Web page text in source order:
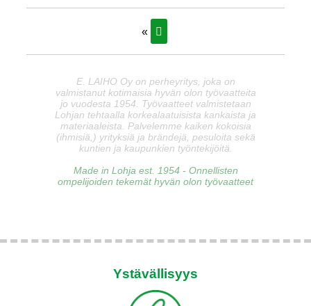
«
E. LAIHO Oy on perheyritys, joka on
valmistanut kotimaisia hyvän olon työvaatteita
jo vuodesta 1954. Työvaatteet valmistetaan
Lohjan tehtaalla korkealaatuisista kankaista ja
materiaaleista. Palvelemme kaiken kokoisia
(ihmisiä,) yrityksiä ja brändejä, pesuloita sekä
kuntien ja kaupunkien työntekijöitä.
Made in Lohja est. 1954 - Onnellisten
ompelijoiden tekemät hyvän olon työvaatteet
Ystävällisyys